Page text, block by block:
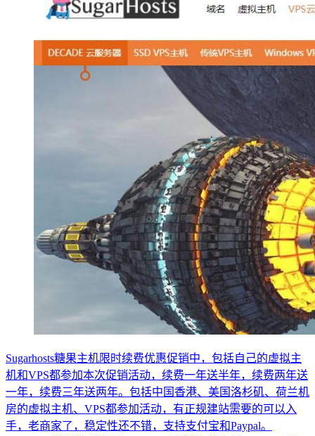
Sugarhosts糖果主机限时续费优惠促销中，包括自己的虚拟主
机和VPS都参加本次促销活动，续费一年送半年，续费两年送
一年，续费三年送两年。包括中国香港、美国洛杉矶、荷兰机
房的虚拟主机、VPS都参加活动，有正规建站需要的可以入
手，老商家了，稳定性还不错，支持支付宝和Paypal。